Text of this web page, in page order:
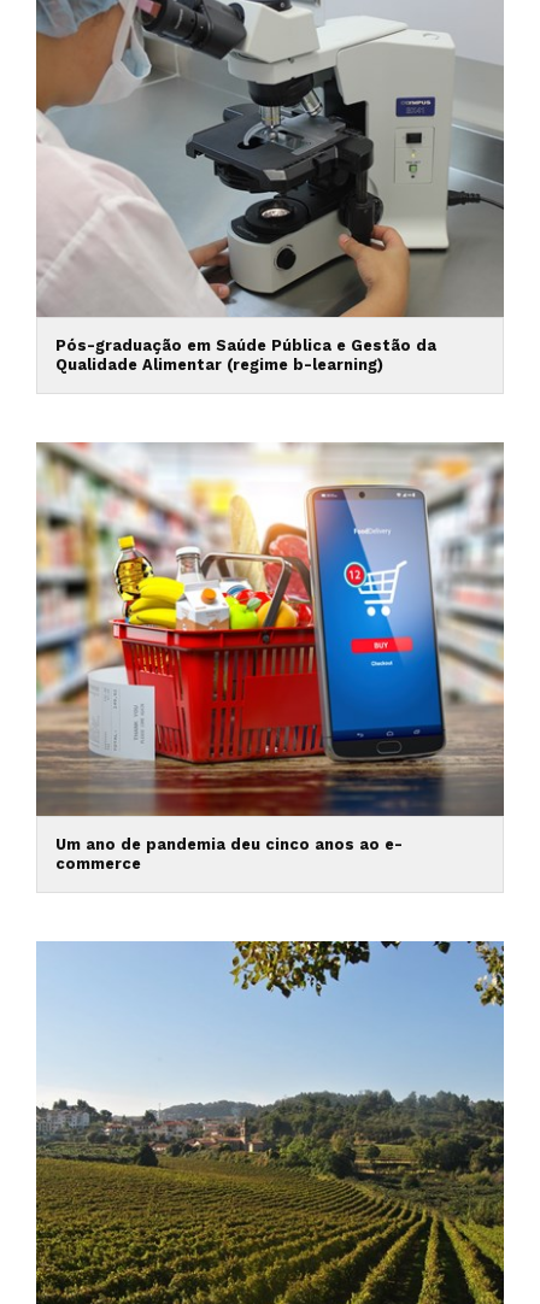
Pós-graduação em Saúde Pública e Gestão da
Qualidade Alimentar (regime b-learning)
Um ano de pandemia deu cinco anos ao e-
commerce